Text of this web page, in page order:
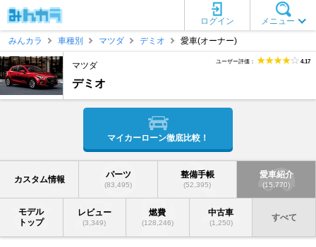
メニュー
ログイン
みんカラ
車種別 マツダ デミオ 愛車(オーナー)
マツダ
デミオ
ユーザー評価： 4.17
マイカーローン徹底比較！
カスタム情報 パーツ
(83,495)
整備手帳
(52,395)
愛車紹介
(15,770)
モデル
トップ
レビュー
(3,349)
燃費
(128,246)
中古車
(1,250)
すべて